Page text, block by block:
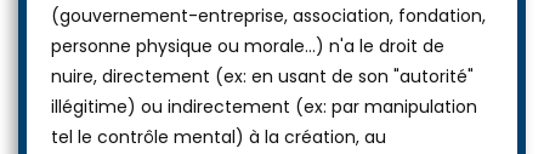
(gouvernement-entreprise, association, fondation,
personne physique ou morale...) n'a le droit de
nuire, directement (ex: en usant de son "autorité"
illégitime) ou indirectement (ex: par manipulation
tel le contrôle mental) à la création, au